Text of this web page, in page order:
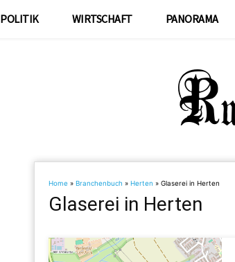
POLITIK WIRTSCHAFT PANORAMA
Home » Branchenbuch » Herten » Glaserei in Herten
Glaserei in Herten